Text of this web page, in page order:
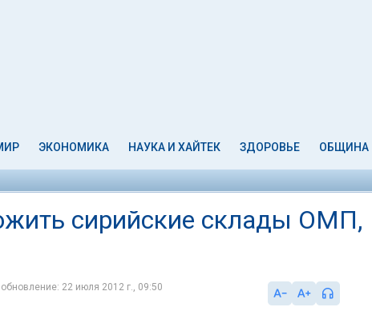
ЭКОНОМИКА НАУКА И ХАЙТЕК ЗДОРОВЬЕ ОБЩИНА
сирийские склады ОМП,
22 июля 2012 г., 09:50